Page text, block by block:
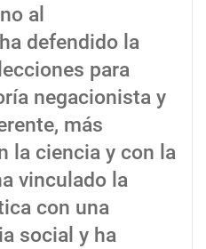
al
defendido la
para
negacionista y
más
la ciencia y con la
vinculado la
con una
social y ha